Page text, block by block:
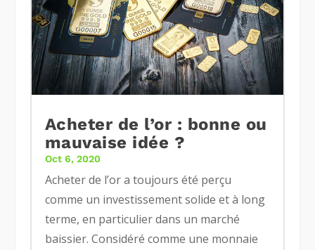
Acheter de l’or : bonne ou
mauvaise idée ?
Oct 6, 2020
Acheter de l’or a toujours été perçu
comme un investissement solide et à long
terme, en particulier dans un marché
baissier. Considéré comme une monnaie